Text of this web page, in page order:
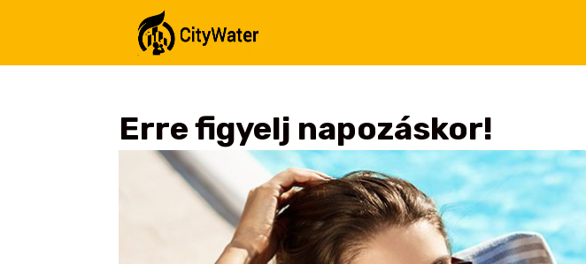
Erre figyelj napozáskor!